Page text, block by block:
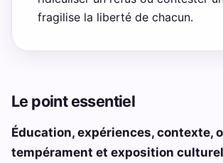
fragilise la liberté de chacun.
Le point essentiel
Éducation, expériences, contexte,
tempérament et exposition